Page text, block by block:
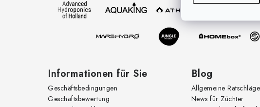
Informationen für Sie
Geschäftsbedingungen
Geschäftsbewertung
Blog
Allgemeine
News für Züchter